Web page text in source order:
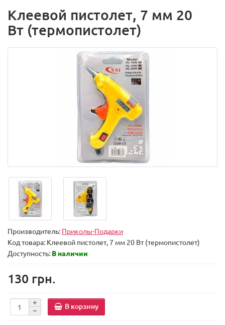
Клеевой пистолет, 7 мм 20
Вт (термопистолет)
Производитель: Приколы-Подарки
Код товара: Клеевой пистолет, 7 мм 20 Вт (термопистолет)
Доступность: В наличии
130 грн.
В корзину